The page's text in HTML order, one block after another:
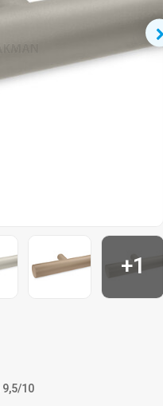
+1
9,5/10